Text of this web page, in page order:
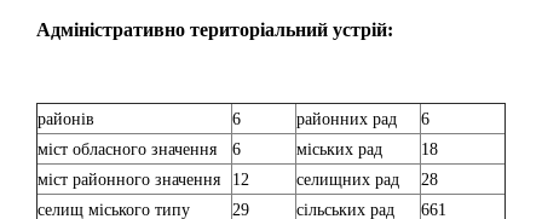
Адміністративно територіальний устрій:
районів 6 районних рад
6
міст обласного значення
6 міських рад
18
міст районного значення
12 селищних рад
28
селищ міського типу
29 сільських рад
661